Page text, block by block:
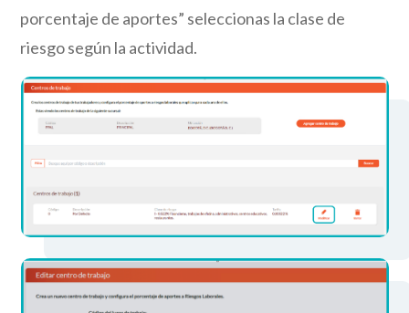
porcentaje de aportes” seleccionas la clase de
riesgo según la actividad.